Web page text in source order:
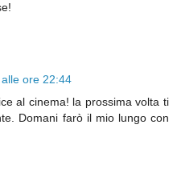
ore 22:44
al cinema! la prossima volta ti
Domani farò il mio lungo con